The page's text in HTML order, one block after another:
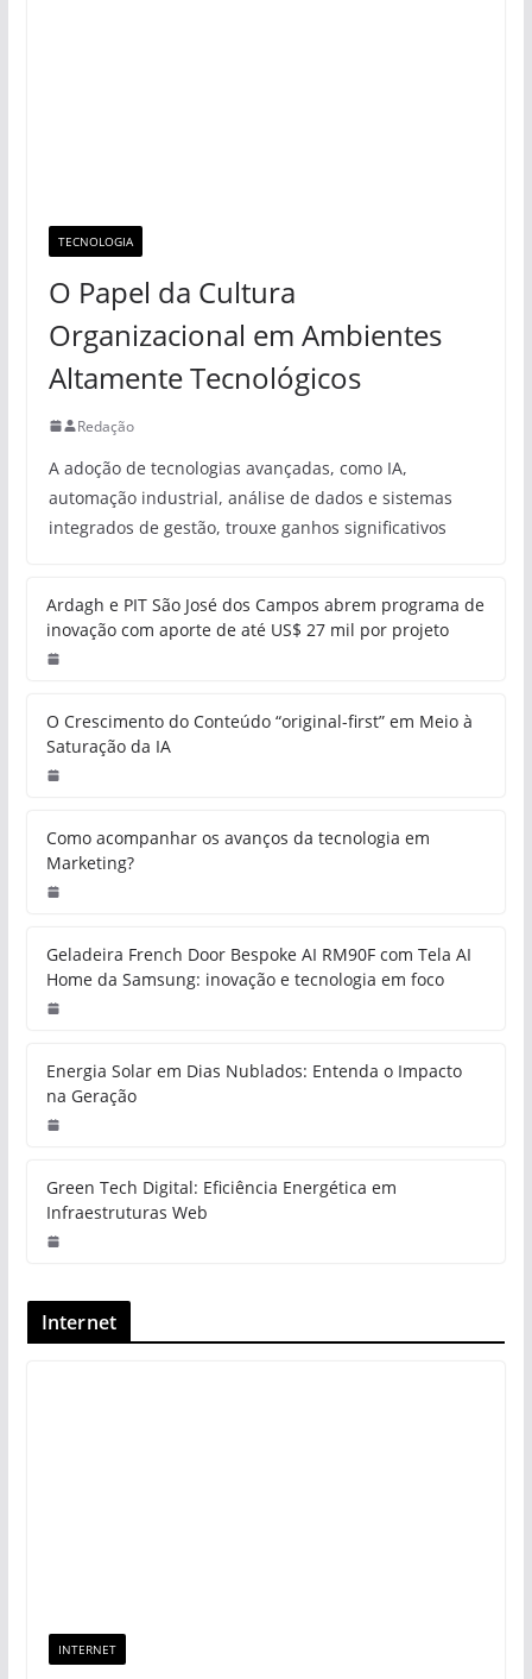
TECNOLOGIA
O Papel da Cultura
Organizacional em Ambientes
Altamente Tecnológicos
Redação
A adoção de tecnologias avançadas, como IA,
automação industrial, análise de dados e sistemas
integrados de gestão, trouxe ganhos significativos
Ardagh e PIT São José dos Campos abrem programa de
inovação com aporte de até US$ 27 mil por projeto
O Crescimento do Conteúdo “original-first” em Meio à
Saturação da IA
Como acompanhar os avanços da tecnologia em
Marketing?
Geladeira French Door Bespoke AI RM90F com Tela AI
Home da Samsung: inovação e tecnologia em foco
Energia Solar em Dias Nublados: Entenda o Impacto
na Geração
Green Tech Digital: Eficiência Energética em
Infraestruturas Web
Internet
INTERNET